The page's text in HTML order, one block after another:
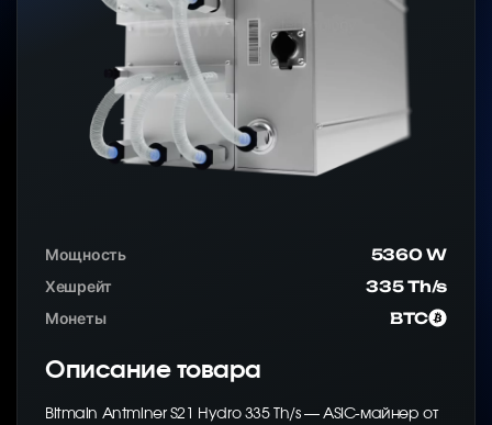
Мощность
5360 W
Хешрейт
335 Th/s
Монеты
BTC
Описание товара
Bitmain Antminer S21 Hydro 335 Th/s — ASIC-майнер от